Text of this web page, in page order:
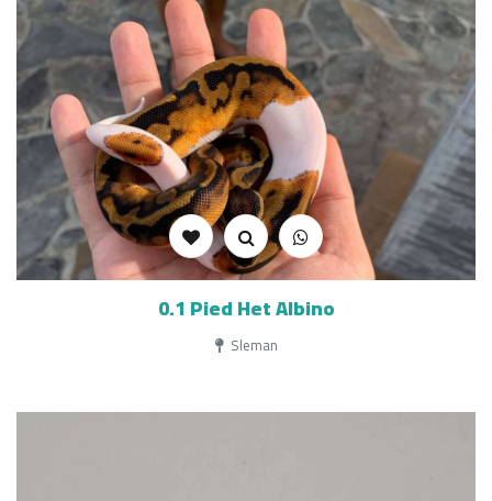
0.1 Pied Het Albino
Sleman